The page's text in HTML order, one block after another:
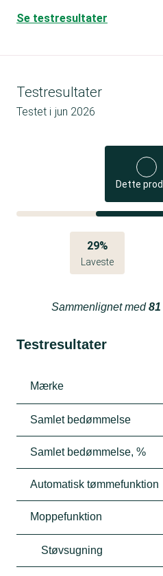
Se testresultater
Testresultater
Testet i jun 2026
Dette
29%
Laveste
Sammenlignet med
Testresultater
Mærke
Samlet bedømmelse
Samlet bedømmelse, %
Automatisk tømmefunktion
Moppefunktion
Støvsugning